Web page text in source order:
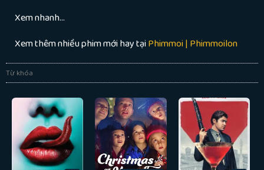
Xem nhanh…
Xem thêm nhiều phim mới hay tạiPhimmoi | Phimmoilon
Từ khóa